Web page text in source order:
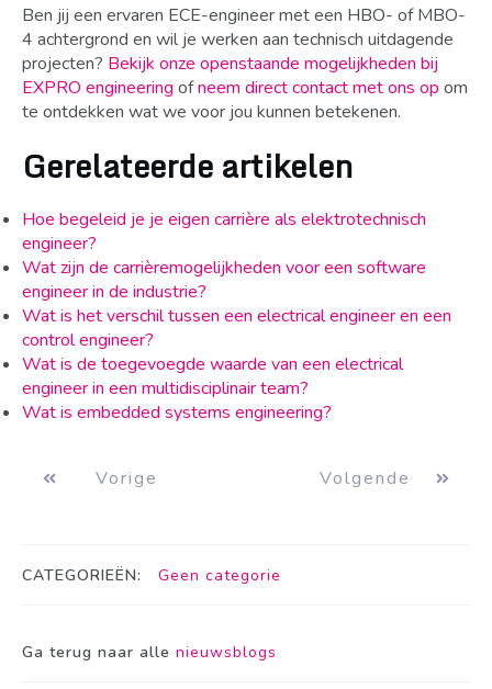
Ben jij een ervaren ECE-engineer met een HBO- of MBO-
4 achtergrond en wil je werken aan technisch uitdagende
projecten? Bekijk onze openstaande mogelijkheden bij
EXPRO engineering ofneem direct contact met ons op om
te ontdekken wat we voor jou kunnen betekenen.
Gerelateerde artikelen
Hoe begeleid je je eigen carrière als elektrotechnisch
engineer?
Wat zijn de carrièremogelijkheden voor een software
engineer in de industrie?
Wat is het verschil tussen een electrical engineer en een
control engineer?
Wat is de toegevoegde waarde van een electrical
engineer in een multidisciplinair team?
Wat is embedded systems engineering?
Vorige Volgende
CATEGORIEËN: Geen categorie
Ga terug naar alle nieuwsblogs